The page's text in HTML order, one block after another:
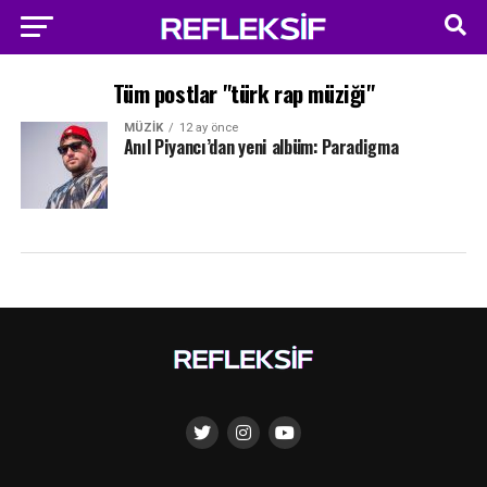
Tüm postlar "türk rap müziği"
MÜZIK 12 ay önce
Anıl Piyancı’dan yeni albüm: Paradigma